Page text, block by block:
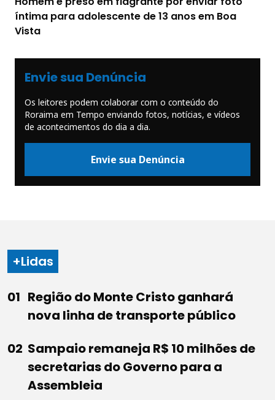
íntima para adolescente de 13 anos em Boa
Vista
Envie sua Denúncia
Os leitores podem colaborar com o conteúdo do
Roraima em Tempo enviando fotos, notícias, e vídeos
de acontecimentos do dia a dia.
Envie sua Denúncia
+Lidas
Região do Monte Cristo ganhará
nova linha de transporte público
Sampaio remaneja R$ 10 milhões de
secretarias do Governo para a
Assembleia